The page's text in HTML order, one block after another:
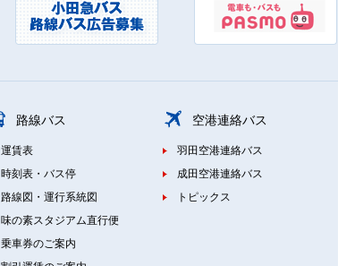
路線バス
運賃表
時刻表・バス停
路線図・運行系統図
味の素スタジアム直行便
乗車券のご案内
空港連絡バス
羽田空港連絡バス
成田空港連絡バス
トピックス